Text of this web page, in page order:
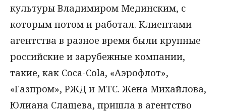
культуры Владимиром Мединским, с
которым потом и работал. Клиентами
агентства в разное время были крупные
российские и зарубежные компании,
такие, как Coca-Cola, «Аэрофлот»,
«Газпром», РЖД и МТС. Жена Михайлова,
Юлиана Слащева, пришла в агентство